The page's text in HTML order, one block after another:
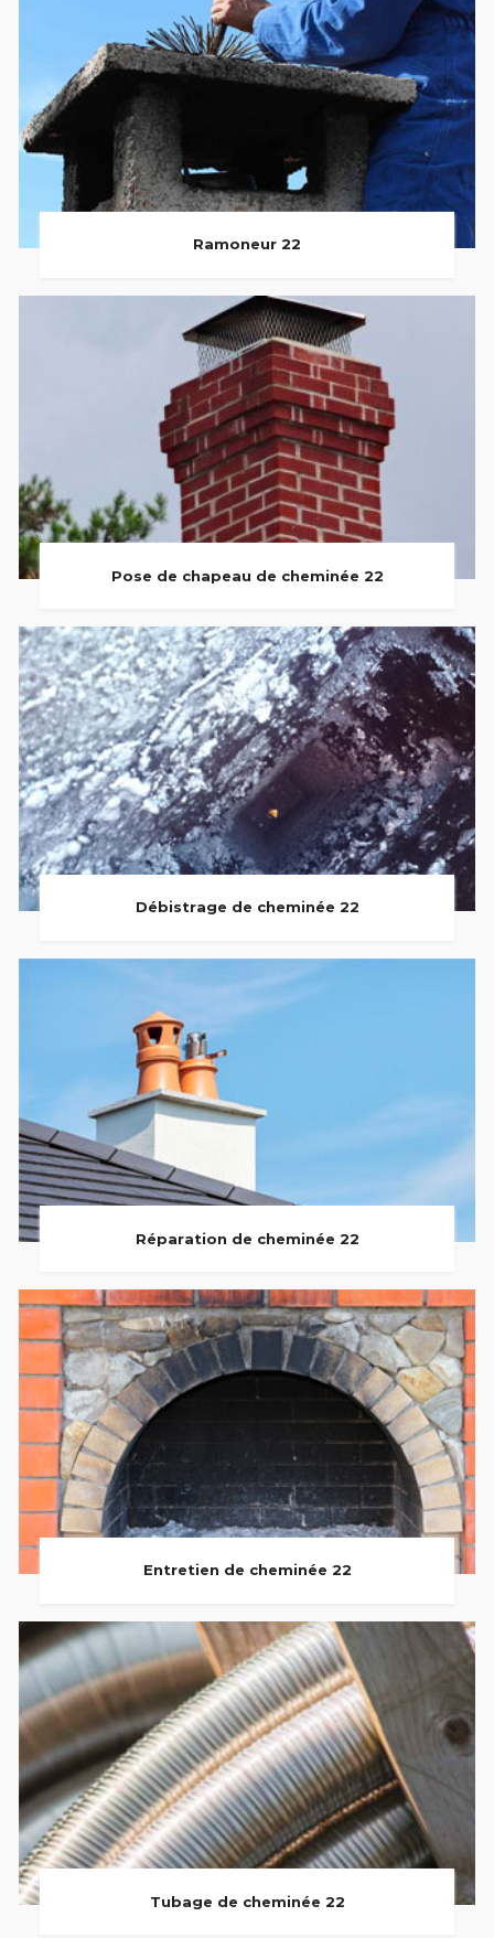
Ramoneur 22
Pose de chapeau de cheminée 22
Débistrage de cheminée 22
Réparation de cheminée 22
Entretien de cheminée 22
Tubage de cheminée 22